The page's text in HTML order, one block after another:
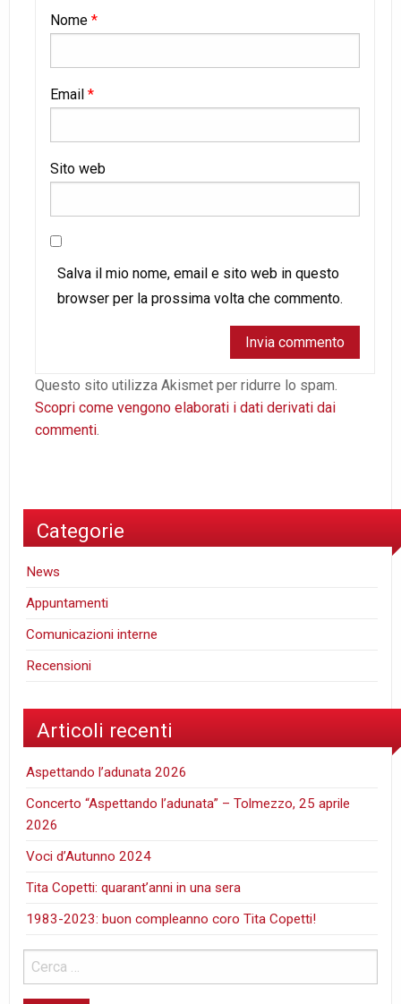
Nome *
Email *
Sito web
Salva il mio nome, email e sito web in questo
browser per la prossima volta che commento.
Questo sito utilizza Akismet per ridurre lo spam.
Scopri come vengono elaborati i dati derivati dai
commenti.
Categorie
News
Appuntamenti
Comunicazioni interne
Recensioni
Articoli recenti
Aspettando l’adunata 2026
Concerto “Aspettando l’adunata” – Tolmezzo, 25 aprile
2026
Voci d’Autunno 2024
Tita Copetti: quarant’anni in una sera
1983-2023: buon compleanno coro Tita Copetti!